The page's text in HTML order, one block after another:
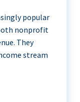
popular
nonprofit
They
stream